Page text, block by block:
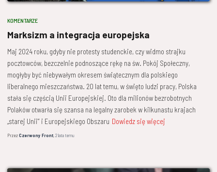
KOMENTARZE
Marksizm a integracja europejska
Maj 2024 roku, gdyby nie protesty studenckie, czy widmo strajku
pocztowców, bezczelnie podnoszące rękę na św. Pokój Społeczny,
mogłyby być niebywałym okresem świątecznym dla polskiego
liberalnego mieszczaństwa. 20 lat temu, w święto ludzi pracy, Polska
stała się częścią Unii Europejskiej. Oto dla milionów bezrobotnych
Polaków otwarła się szansa na legalny zarobek w kilkunastu krajach
„starej Unii” i Europejskiego Obszaru Dowiedz się więcej
PrzezCzerwony Front,2 latatemu